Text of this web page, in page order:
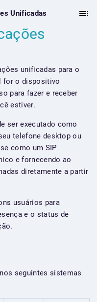
Unificadas
unificadas para o
for o dispositivo
para fazer e receber
estiver.
ser executado como
telefone desktop ou
como um SIP
e fornecendo ao
diretamente a partir
usuários para
e o status de
seguintes sistemas